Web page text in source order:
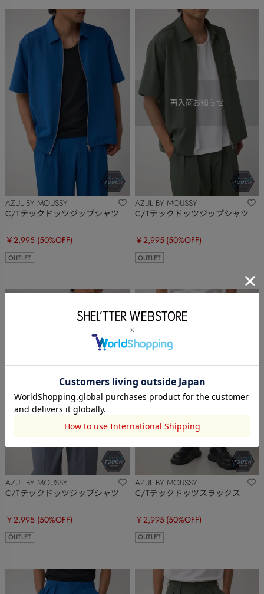
AZUL BY MOUSSY
C/Tテックドッツジップシャツ
￥2,995 (50%OFF)
OUTLET
AZUL BY MOUSSY
C/Tテックドッツジップシャツ
￥2,995 (50%OFF)
OUTLET
AZUL BY MOUSSY
C/Tテックドッツジップシャツ
￥2,995 (50%OFF)
OUTLET
AZUL BY MOUSSY
C/Tテックドッツスラックス
￥2,995 (50%OFF)
OUTLET